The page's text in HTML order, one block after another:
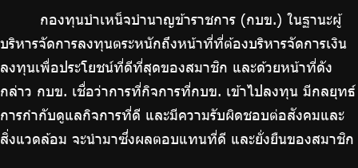
ติดต่อเรา
ไทย | Eng
กองทุนบำเหน็จบำนาญข้าราชการ (กบข.) ในฐานะผู้
บริหารจัดการลงทุนตระหนักถึงหน้าที่ที่ต้องบริหารจัดการเงิน
ลงทุนเพื่อประโยชน์ที่ดีที่สุดของสมาชิก และด้วยหน้าที่ดัง
กล่าว กบข. เชื่อว่าการที่กิจการที่กบข. เข้าไปลงทุน มีกลยุทธ์
การกำกับดูแลกิจการที่ดี และมีความรับผิดชอบต่อสังคมและ
สิ่งแวดล้อม จะนำมาซึ่งผลตอบแทนที่ดี และยั่งยืนของสมาชิก